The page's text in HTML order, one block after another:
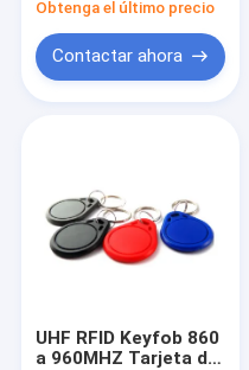
automóviles y
automóviles, color
azul UHFEtiqueta de
neumáticos TYR003
Obtenga el último precio
Contactar ahora
UHF RFID Keyfob 860
a 960MHZ Tarjeta de